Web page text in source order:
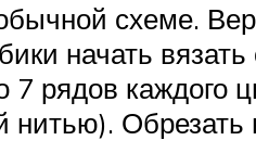
схеме.
начать
7 рядов каждого
нитью). Обрезать